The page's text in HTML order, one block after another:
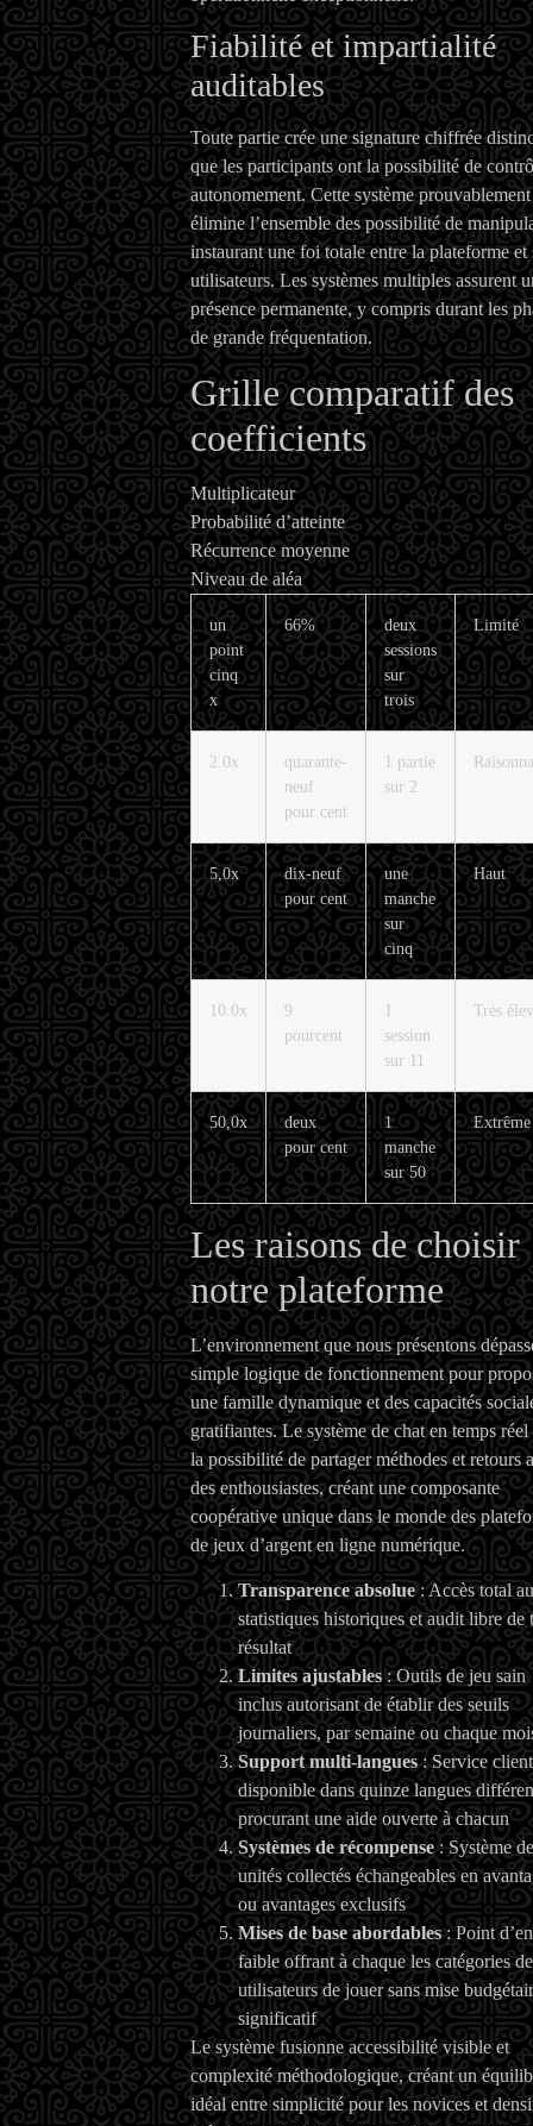
Fiabilité et impartialité
auditables
Toute partie crée une signature chiffrée
que les participants ont la possibilité de
autonomement. Cette système
élimine l’ensemble des possibilité de
instaurant une foi totale entre la plateforme et
utilisateurs. Les systèmes multiples assurent
présence permanente, y compris durant les
de grande fréquentation.
Grille comparatif des
coefficients
Multiplicateur
Probabilité d’atteinte
Récurrence moyenne
Niveau de aléa
un
point
cinq
x
66%
deux
sessions
sur
trois
Limité
2.0x
quarante-
neuf
pour cent
1 partie
sur 2
5,0x
dix-neuf
pour cent
une
manche
sur
cinq
Haut
10.0x
9
pourcent
1
session
sur 11
Très
50,0x
deux
pour cent
1
manche
sur 50
Extrême
Les raisons de choisir
notre plateforme
L’environnement que nous présentons
simple logique de fonctionnement pour
une famille dynamique et des capacités
gratifiantes. Le système de chat en temps
la possibilité de partager méthodes et retours
des enthousiastes, créant une composante
coopérative unique dans le monde des
de jeux d’argent en ligne numérique.
Transparence absolue: Accès total
statistiques historiques et audit libre de
résultat
Limites ajustables : Outils de jeu sain
inclus autorisant de établir des seuils
journaliers, par semaine ou chaque
Support multi-langues: Service client
disponible dans quinze langues
procurant une aide ouverte à chacun
Systèmes de récompense: Système de
unités collectés échangeables en
ou avantages exclusifs
Mises de base abordables: Point
faible offrant à chaque les catégories de
utilisateurs de jouer sans mise
significatif
Le système fusionne accessibilité visible et
complexité méthodologique, créant un
idéal entre simplicité pour les novices et